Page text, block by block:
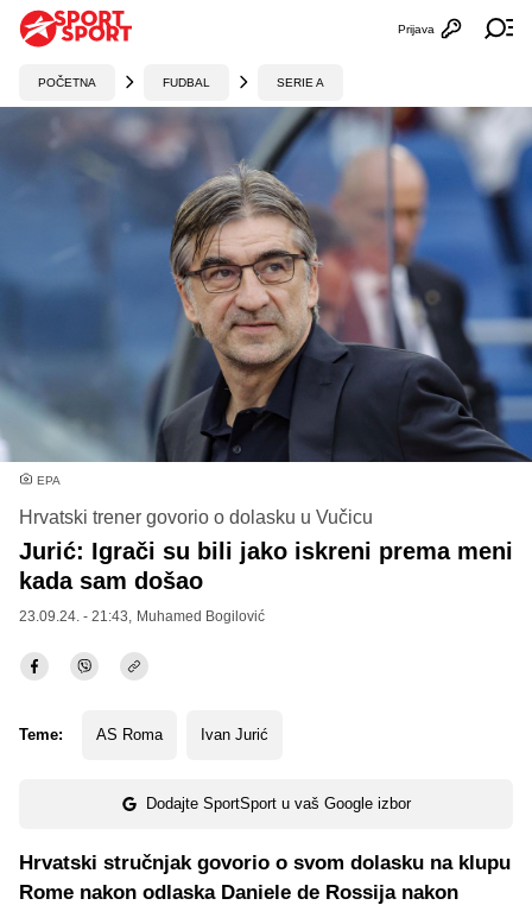
Otvori
Prijava
POČETNA FUDBAL SERIE A
EPA
Hrvatski trener govorio o dolasku u Vučicu
Jurić: Igrači su bili jako iskreni prema meni
kada sam došao
23.09.24. - 21:43, Muhamed Bogilović
Teme: AS Roma Ivan Jurić
Dodajte SportSport u vaš Google izbor
Hrvatski stručnjak govorio o svom dolasku na klupu
Rome nakon odlaska Daniele de Rossija nakon